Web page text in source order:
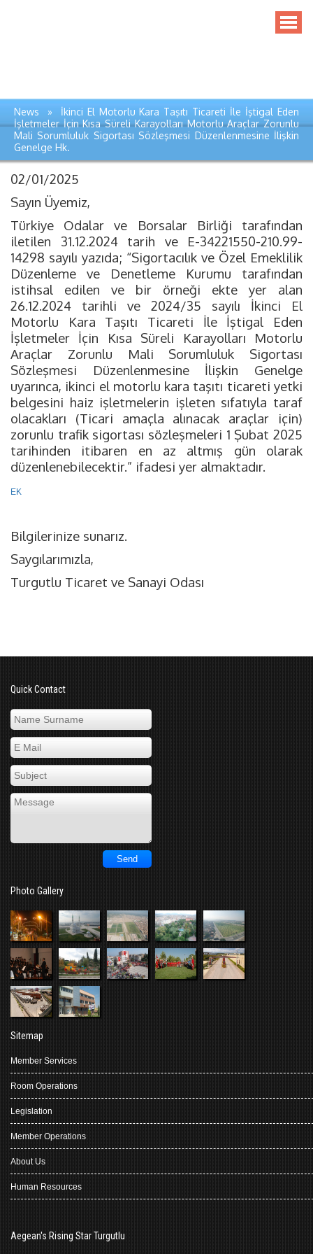
News » İkinci El Motorlu Kara Taşıtı Ticareti İle İştigal Eden
İşletmeler İçin Kısa Süreli Karayolları Motorlu Araçlar Zorunlu
Mali Sorumluluk Sigortası Sözleşmesi Düzenlenmesine İlişkin
Genelge Hk.
02/01/2025
Sayın Üyemiz,
Türkiye Odalar ve Borsalar Birliği tarafından
iletilen 31.12.2024 tarih ve E-34221550-210.99-
14298 sayılı yazıda; “Sigortacılık ve Özel Emeklilik
Düzenleme ve Denetleme Kurumu tarafından
istihsal edilen ve bir örneği ekte yer alan
26.12.2024 tarihli ve 2024/35 sayılı İkinci El
Motorlu Kara Taşıtı Ticareti İle İştigal Eden
İşletmeler İçin Kısa Süreli Karayolları Motorlu
Araçlar Zorunlu Mali Sorumluluk Sigortası
Sözleşmesi Düzenlenmesine İlişkin Genelge
uyarınca, ikinci el motorlu kara taşıtı ticareti yetki
belgesini haiz işletmelerin işleten sıfatıyla taraf
olacakları (Ticari amaçla alınacak araçlar için)
zorunlu trafik sigortası sözleşmeleri 1 Şubat 2025
tarihinden itibaren en az altmış gün olarak
düzenlenebilecektir.” ifadesi yer almaktadır.
EK
Bilgilerinize sunarız.
Saygılarımızla,
Turgutlu Ticaret ve Sanayi Odası
Quick Contact
Photo Gallery
Sitemap
Member Services
Room Operations
Legislation
Member Operations
About Us
Human Resources
Aegean's Rising Star Turgutlu